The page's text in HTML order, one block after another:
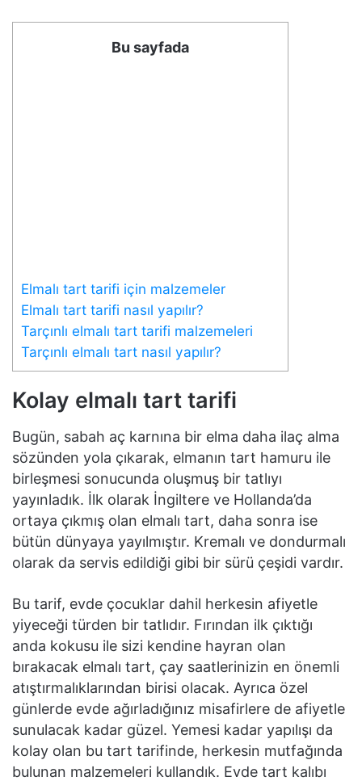
Bu sayfada
Elmalı tart tarifi için malzemeler
Elmalı tart tarifi nasıl yapılır?
Tarçınlı elmalı tart tarifi malzemeleri
Tarçınlı elmalı tart nasıl yapılır?
Kolay elmalı tart tarifi
Bugün, sabah aç karnına bir elma daha ilaç alma
sözünden yola çıkarak, elmanın tart hamuru ile
birleşmesi sonucunda oluşmuş bir tatlıyı
yayınladık. İlk olarak İngiltere ve Hollanda’da
ortaya çıkmış olan elmalı tart, daha sonra ise
bütün dünyaya yayılmıştır. Kremalı ve dondurmalı
olarak da servis edildiği gibi bir sürü çeşidi vardır.
Bu tarif, evde çocuklar dahil herkesin afiyetle
yiyeceği türden bir tatlıdır. Fırından ilk çıktığı
anda kokusu ile sizi kendine hayran olan
bırakacak elmalı tart, çay saatlerinizin en önemli
atıştırmalıklarından birisi olacak. Ayrıca özel
günlerde evde ağırladığınız misafirlere de afiyetle
sunulacak kadar güzel. Yemesi kadar yapılışı da
kolay olan bu tart tarifinde, herkesin mutfağında
bulunan malzemeleri kullandık. Evde tart kalıbı